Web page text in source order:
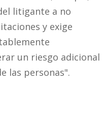
litigante a no
y exige
un riesgo adicional
las personas".